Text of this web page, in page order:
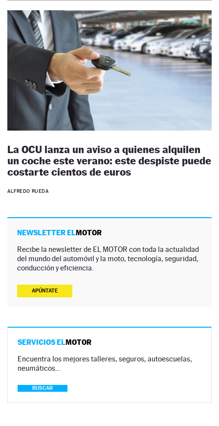
La OCU lanza un aviso a quienes alquilen
un coche este verano: este despiste puede
costarte cientos de euros
ALFREDO RUEDA
NEWSLETTER ELMOTOR
Recibe la newsletter de EL MOTOR con toda la actualidad
del mundo del automóvil y la moto, tecnología, seguridad,
conducción y eficiencia.
APÚNTATE
SERVICIOS ELMOTOR
Encuentra los mejores talleres, seguros, autoescuelas,
neumáticos…
BUSCAR